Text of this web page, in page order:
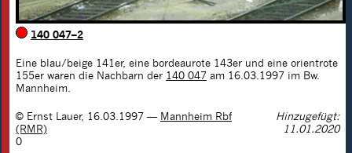
140 047–2
Eine blau/beige 141er, eine bordeaurote 143er und eine orientrote
155er waren die Nachbarn der 140 047 am 16.03.1997 im Bw.
Mannheim.
© Ernst Lauer, 16.03.1997 — Mannheim Rbf
(RMR)
Hinzugefügt:
11.01.2020
0